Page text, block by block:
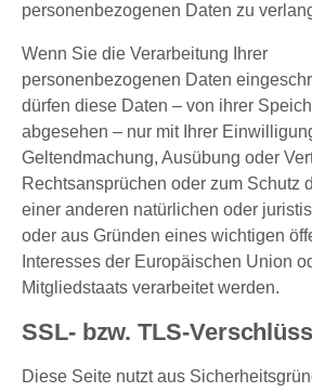
personenbezogenen Daten zu
Wenn Sie die Verarbeitung Ihrer
personenbezogenen Daten
dürfen diese Daten – von ihrer
abgesehen – nur mit Ihrer
Geltendmachung, Ausübung oder
Rechtsansprüchen oder zum Schutz
einer anderen natürlichen oder
oder aus Gründen eines wichtigen
Interesses der Europäischen Union
Mitgliedstaats verarbeitet werden.
SSL- bzw. TLS-
Diese Seite nutzt aus